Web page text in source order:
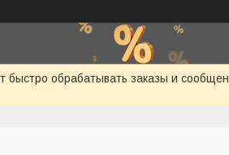
быстро обрабатывать заказы и